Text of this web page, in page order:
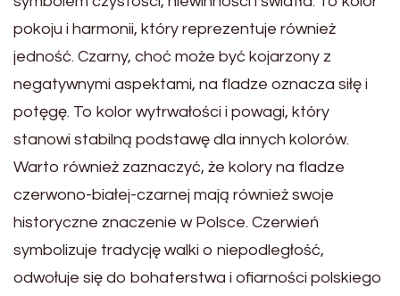
pokoju i harmonii, który reprezentuje również
jedność. Czarny, choć może być kojarzony z
negatywnymi aspektami, na fladze oznacza siłę i
potęgę. To kolor wytrwałości i powagi, który
stanowi stabilną podstawę dla innych kolorów.
Warto również zaznaczyć, że kolory na fladze
czerwono-białej-czarnej mają również swoje
historyczne znaczenie w Polsce. Czerwień
symbolizuje tradycję walki o niepodległość,
odwołuje się do bohaterstwa i ofiarności polskiego